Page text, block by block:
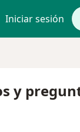
Iniciar sesión
y